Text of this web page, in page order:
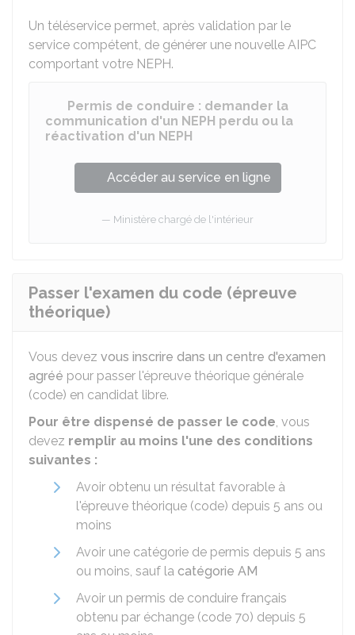
Un téléservice permet, après validation par le
service compétent, de générer une nouvelle AIPC
comportant votre NEPH.
Permis de conduire : demander la
communication d'un NEPH perdu ou la
réactivation d'un NEPH
Accéder au service en ligne
Ministère chargé de l'intérieur
Passer l'examen du code (épreuve
théorique)
Vous devez vous inscrire dans un centre d'examen
agréé pour passer l'épreuve théorique générale
(code) en candidat libre.
Pour être dispensé de passer le code, vous
devez remplir au moins l'une des conditions
suivantes :
Avoir obtenu un résultat favorable à
l'épreuve théorique (code) depuis 5 ans ou
moins
Avoir une catégorie de permis depuis 5 ans
ou moins, sauf la catégorie AM
Avoir un permis de conduire français
obtenu par échange (code 70) depuis 5